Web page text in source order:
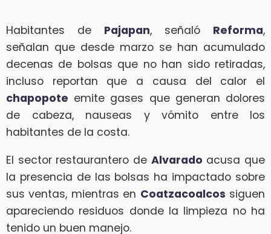
Habitantes de Pajapan, señaló Reforma,
señalan que desde marzo se han acumulado
decenas de bolsas que no han sido retiradas,
incluso reportan que a causa del calor el
chapopote emite gases que generan dolores
de cabeza, nauseas y vómito entre los
habitantes de la costa.
El sector restaurantero de Alvarado acusa que
la presencia de las bolsas ha impactado sobre
sus ventas, mientras en Coatzacoalcos siguen
apareciendo residuos donde la limpieza no ha
tenido un buen manejo.